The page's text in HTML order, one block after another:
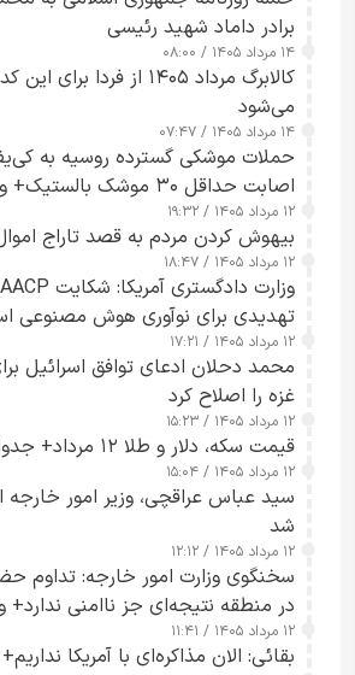
برادر داماد شهید رئیسی
۱۴ مرداد ۱۴۰۵ / ۰۸:۰۰
کالابرگ مرداد ۱۴۰۵ از فردا
می‌شود
۱۴ مرداد ۱۴۰۵ / ۰۷:۴۷
حملات موشکی گسترده روسیه به
اصابت حداقل ۳۰ موشک بالستیک+ ویدیو
۱۲ مرداد ۱۴۰۵ / ۱۹:۳۲
بیهوش کردن مردم به قصد تاراج
۱۲ مرداد ۱۴۰۵ / ۱۸:۴۷
تهدیدی برای نوآوری هوش مصنوعی
۱۲ مرداد ۱۴۰۵ / ۱۷:۲۱
محمد دحلان ادعای توافق اسرائیل
غزه را اصلاح کرد
۱۲ مرداد ۱۴۰۵ / ۱۵:۲۳
قیمت سکه، دلار و طلا ۱۲ مرداد+ جدول
۱۲ مرداد ۱۴۰۵ / ۱۵:۰۴
سید عباس عراقچی، وزیر امور خارجه
شد
۱۲ مرداد ۱۴۰۵ / ۱۲:۱۲
سخنگوی وزارت امور خارجه: تداوم
در منطقه نتیجه‌ای جز ناامنی ندارد+
۱۲ مرداد ۱۴۰۵ / ۱۱:۴۱
بقائی: الان مذاکره‌ای با آمریکا